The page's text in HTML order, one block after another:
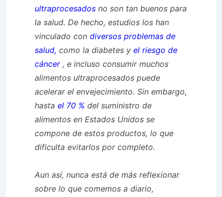
ultraprocesados ​​no son tan buenos para
la salud. De hecho, estudios los han
vinculado con diversos problemas de
salud, como la diabetes y el riesgo de
cáncer, e incluso consumir muchos
alimentos ultraprocesados ​​puede
acelerar el envejecimiento. Sin embargo,
hasta el 70 % del suministro de
alimentos en Estados Unidos se
compone de estos productos, lo que
dificulta evitarlos por completo.
Aun así, nunca está de más reflexionar
sobre lo que comemos a diario,